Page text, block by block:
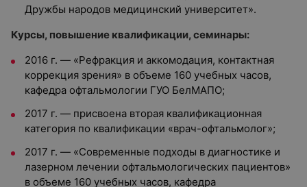
Дружбы народов медицинский университет».
Курсы, повышение квалификации, семинары:
2016 г. — «Рефракция и аккомодация, контактная
коррекция зрения» в объеме 160 учебных часов,
кафедра офтальмологии ГУО БелМАПО;
2017 г. — присвоена вторая квалификационная
категория по квалификации «врач-офтальмолог»;
2017 г. — «Современные подходы в диагностике и
лазерном лечении офтальмологических пациентов»
в объеме 160 учебных часов, кафедра